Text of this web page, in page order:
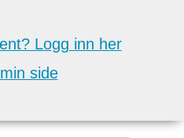
Logg inn her
side